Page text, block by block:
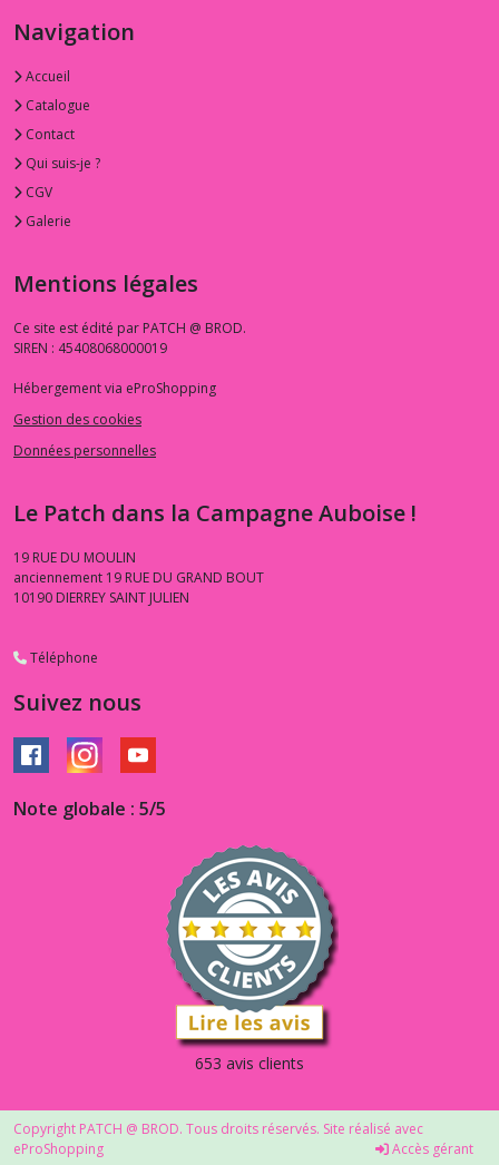
Navigation
Accueil
Catalogue
Contact
Qui suis-je ?
CGV
Galerie
Mentions légales
Ce site est édité par PATCH @ BROD.
SIREN : 45408068000019
Hébergement via eProShopping
Gestion des cookies
Données personnelles
Le Patch dans la Campagne Auboise !
19 RUE DU MOULIN
anciennement 19 RUE DU GRAND BOUT
10190 DIERREY SAINT JULIEN
Téléphone
Suivez nous
Note globale : 5/5
653 avis clients
Copyright PATCH @ BROD. Tous droits réservés. Site réalisé avec
eProShopping
Accès gérant